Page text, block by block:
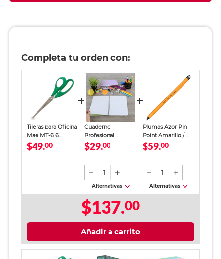
Completa tu orden con:
Tijeras para Oficina
Mae MT-6 6
pulgadas Verde
$49.00
Cuaderno
Profesional
SkyBook Go Plus
$29.00
1
Alternativas
Plumas Azor Pin
Point Amarillo /
Punto fino / Tinta
$59.00
1
Alternativas
$137.00
Añadir a carrito